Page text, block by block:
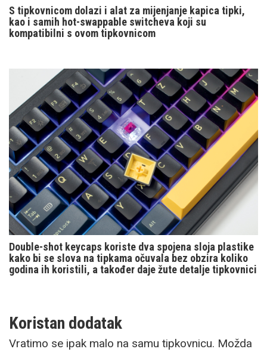
S tipkovnicom dolazi i alat za mijenjanje kapica tipki,
kao i samih hot-swappable switcheva koji su
kompatibilni s ovom tipkovnicom
Double-shot keycaps koriste dva spojena sloja plastike
kako bi se slova na tipkama očuvala bez obzira koliko
godina ih koristili, a također daje žute detalje tipkovnici
Koristan dodatak
Vratimo se ipak malo na samu tipkovnicu. Možda